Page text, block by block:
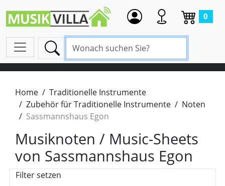
0
Home
Traditionelle Instrumente
Zubehör für Traditionelle Instrumente
Noten
Sassmannshaus Egon
Musiknoten / Music-Sheets
von Sassmannshaus Egon
Filter setzen